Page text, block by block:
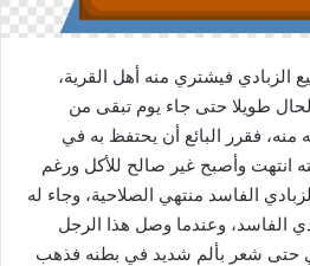
الزبادي فيشتري منه أهل القرية،
طويلا حتى جاء يوم تبقى من
منه، فقرر البائع أن يحتفظ به في
انتهت وأصبح غير صالح للأكل ورغم
الفاسد منتهي الصلاحية، وجاء له
الفاسد، وعندما وصل هذا الرجل
حتى شعر بألم شديد في بطنه فذهب